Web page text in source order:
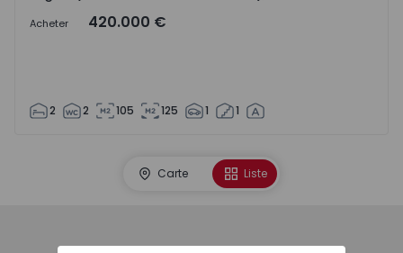
Acheter 420.000 €
2 2 105 125 1 1
Carte Liste